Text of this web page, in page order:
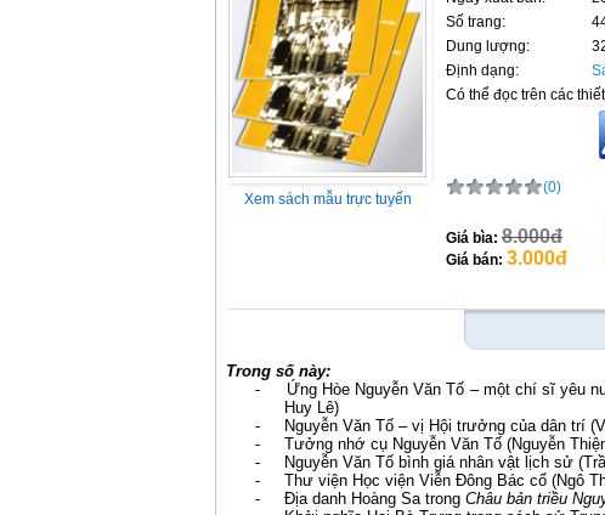
Xem sách mẫu trực tuyến
Số trang:
Dung lượng:
Định dạng:
Có thể đọc trên các
(0)
Giá bìa: 8.000đ
Giá bán: 3.000đ
Trong số này:
-
Ứng Hòe Nguyễn Văn Tố – một chí sĩ yêu
Huy Lê)
-
Nguyễn Văn Tố – vị Hội trưởng của dân trí
-
Tưởng nhớ cụ Nguyễn Văn Tố (Nguyễn
-
Nguyễn Văn Tố bình giá nhân vật lịch sử
-
Thư viện Học viện Viễn Đông Bác cổ (Ngô
-
Địa danh Hoàng Sa trong Châu bản triều